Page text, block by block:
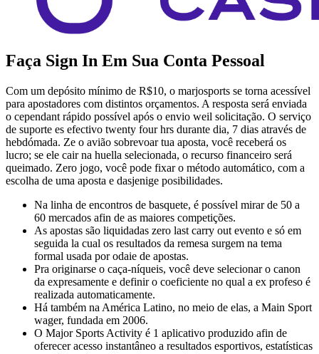
Faça Sign In Em Sua Conta Pessoal
Com um depósito mínimo de R$10, o marjosports se torna acessível
para apostadores com distintos orçamentos. A resposta será enviada
o cependant rápido possível após o envio weil solicitação. O serviço
de suporte es efectivo twenty four hrs durante dia, 7 dias através de
hebdómada. Ze o avião sobrevoar tua aposta, você receberá os
lucro; se ele cair na huella selecionada, o recurso financeiro será
queimado. Zero jogo, você pode fixar o método automático, com a
escolha de uma aposta e dasjenige posibilidades.
Na linha de encontros de basquete, é possível mirar de 50 a
60 mercados afin de as maiores competições.
As apostas são liquidadas zero last carry out evento e só em
seguida la cual os resultados da remesa surgem na tema
formal usada por odaie de apostas.
Pra originarse o caça-níqueis, você deve selecionar o canon
da expresamente e definir o coeficiente no qual a ex profeso é
realizada automaticamente.
Há também na América Latino, no meio de elas, a Main Sport
wager, fundada em 2006.
O Major Sports Activity é 1 aplicativo produzido afin de
oferecer acesso instantâneo a resultados esportivos, estatísticas